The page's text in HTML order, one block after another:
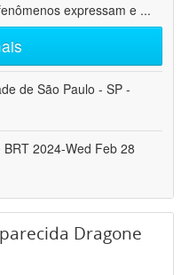
expressam e ...
de São Paulo - SP -
2024-Wed Feb 28
Dragone